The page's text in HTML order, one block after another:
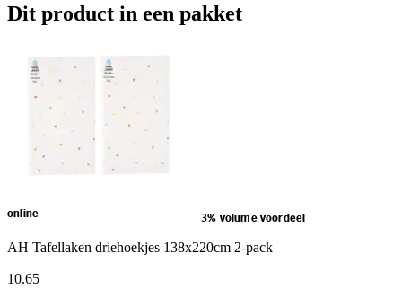
Dit product in een pakket
online 3% volume voordeel
AH Tafellaken driehoekjes 138x220cm 2-pack
10.65